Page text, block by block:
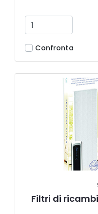
Confronta
Filtri di